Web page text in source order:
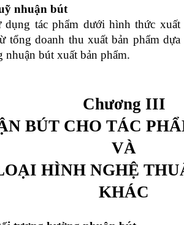
nhuận bút
dụng tác phẩm dưới hình thức
tổng doanh thu xuất bản phẩm
nhuận bút xuất bản phẩm.
Chương III
BÚT CHO TÁC
VÀ
HÌNH NGHỆ
KHÁC